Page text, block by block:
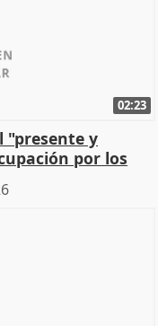
02:23
"presente y
por los